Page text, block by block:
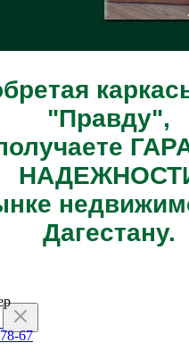
"Правду",
Дагестану.
67